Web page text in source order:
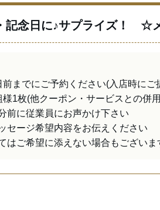
記念日に♪サプライズ！ ☆
前までにご予約ください(入店時にご
様1枚(他クーポン・サービスとの併
前に従業員にお声かけ下さい
セージ希望内容をお伝えください
はご希望に添えない場合もございま